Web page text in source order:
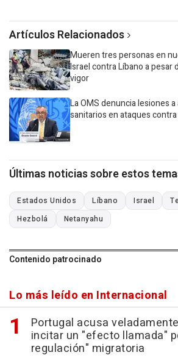
Artículos Relacionados
Mueren tres personas en
Israel contra Líbano a pesar
vigor
La OMS denuncia lesiones
sanitarios en ataques
Últimas noticias sobre estos
Estados Unidos Líbano Israel
Hezbolá
Netanyahu
Contenido patrocinado
Lo más leído en Internacional
Portugal acusa
incitar un "efecto llamada"
regulación" migratoria